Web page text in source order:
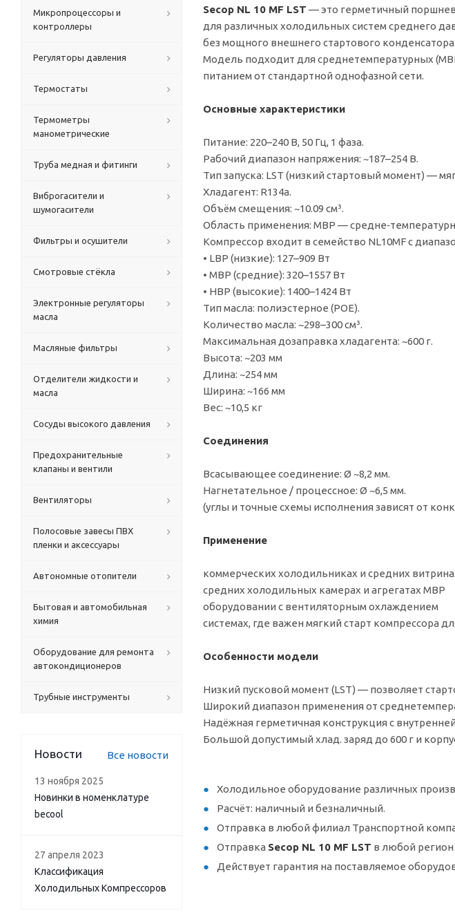
Secop NL 10 MF LST — это герметичный
для различных холодильных систем среднего
без мощного внешнего стартового конденсатора.
Модель подходит для среднетемпературных
питанием от стандартной однофазной сети.
Основные характеристики
Питание: 220–240 В, 50 Гц, 1 фаза.
Рабочий диапазон напряжения: ~187–254 В.
Тип запуска: LST (низкий стартовый момент) —
Хладагент: R134a.
Объём смещения: ~10.09 см³.
Область применения: MBP —
Компрессор входит в семейство NL10MF с
• LBP (низкие): 127–909 Вт
• MBP (средние): 320–1557 Вт
• HBP (высокие): 1400–1424 Вт
Тип масла: полиэстерное (POE).
Количество масла: ~298–300 см³.
Максимальная дозаправка хладагента: ~600 г.
Высота: ~203 мм
Длина: ~254 мм
Ширина: ~166 мм
Вес: ~10,5 кг
Соединения
Всасывающее соединение: Ø ~8,2 мм.
Нагнетательное / процессное: Ø ~6,5 мм.
(углы и точные схемы исполнения зависят от
Применение
коммерческих холодильниках и средних
средних холодильных камерах и агрегатах MBP
оборудовании с вентиляторным охлаждением
системах, где важен мягкий старт компрессора
Особенности модели
Низкий пусковой момент (LST) — позволяет
Широкий диапазон применения от
Надёжная герметичная конструкция с
Большой допустимый хлад. заряд до 600 г и
Холодильное оборудование различных
Расчёт: наличный и безналичный.
Отправка в любой филиал Транспортной
Отправка Secop NL 10 MF LST в любой
Действует гарантия на поставляемое
Микропроцессоры и
контроллеры
Регуляторы давления
Термостаты
Термометры
манометрические
Труба медная и фитинги
Виброгасители и
шумогасители
Фильтры и осушители
Смотровые стёкла
Электронные регуляторы
масла
Масляные фильтры
Отделители жидкости и
масла
Сосуды высокого давления
Предохранительные
клапаны и вентили
Вентиляторы
Полосовые завесы ПВХ
пленки и аксессуары
Автономные отопители
Бытовая и автомобильная
химия
Оборудование для ремонта
автокондиционеров
Трубные инструменты
Новости Все новости
13 ноября 2025
Новинки в номенклатуре
becool
27 апреля 2023
Классификация
Холодильных Компрессоров